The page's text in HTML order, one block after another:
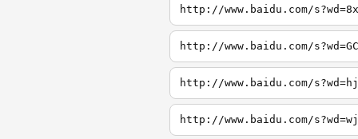
http://www.baidu.com/
http://www.baidu.com/
http://www.baidu.com/
http://www.baidu.com/